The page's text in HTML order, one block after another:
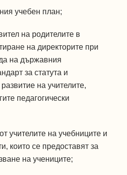
учебен план;
на родителите в
на директорите при
на държавния
за статута и
на учителите,
педагогически
учителите на учебниците и
които се предоставят за
на учениците;